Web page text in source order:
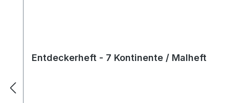
Entdeckerheft - 7 Kontinente / Malheft